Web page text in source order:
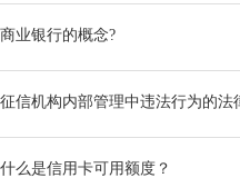
商业银行的概念?
什么是信用卡可用额度？